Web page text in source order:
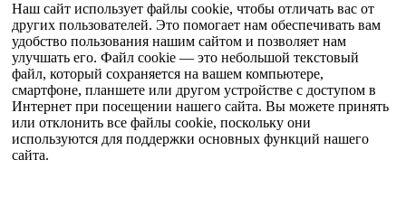
Наш сайт использует файлы cookie, чтобы отличать вас от
других пользователей. Это помогает нам обеспечивать вам
удобство пользования нашим сайтом и позволяет нам
улучшать его. Файл cookie — это небольшой текстовый
файл, который сохраняется на вашем компьютере,
смартфоне, планшете или другом устройстве с доступом в
Интернет при посещении нашего сайта. Вы можете принять
или отклонить все файлы cookie, поскольку они
используются для поддержки основных функций нашего
сайта.
Документы
API-тестер
HTML-карта сайта
Язык
Английский
упрощенный китайский